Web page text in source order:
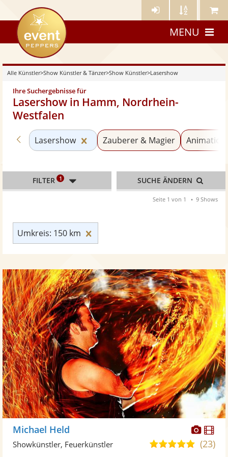
Künstler- Künstler Meine
eventpeppers
MENU
Alle Künstler>Show Künstler & Tänzer>Show Künstler>Lasershow
Ihre Suchergebnisse für
Lasershow in Hamm, Nordrhein-
Westfalen
Zurück zu «Show Künstler»
Lasershow Kategorie «Lasershow»
Zauberer & Magier
Umkreis: 150 km
FILTER 1 SUCHE ÄNDERN
Seite 1 von 1 9 Shows
Michael Held
5,0(23)
Showkünstler, Feuerkünstler